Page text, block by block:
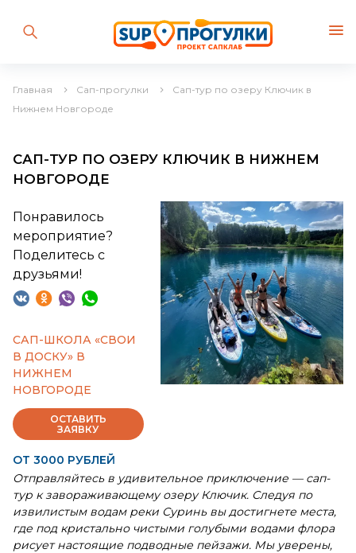
Главная Сап-прогулки
Сап-тур по озеру Ключик в
Нижнем Новгороде
САП-ТУР ПО ОЗЕРУ КЛЮЧИК В НИЖНЕМ
НОВГОРОДЕ
САП-ШКОЛА «СВОИ
В ДОСКУ» В
НИЖНЕМ
НОВГОРОДЕ
ОСТАВИТЬ
ЗАЯВКУ
ОТ 3000 РУБЛЕЙ
Отправляйтесь в удивительное приключение — сап-
тур к завораживающему озеру Ключик. Следуя по
извилистым водам реки Суринь вы достигнете места,
где под кристально чистыми голубыми водами флора
рисует настоящие подводные пейзажи. Мы уверены,
Понравилось
мероприятие?
Поделитесь с
друзьями!